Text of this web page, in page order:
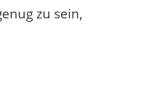
zu sein,